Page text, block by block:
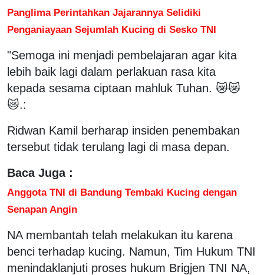
Panglima Perintahkan Jajarannya Selidiki
Penganiayaan Sejumlah Kucing di Sesko TNI
"Semoga ini menjadi pembelajaran agar kita
lebih baik lagi dalam perlakuan rasa kita
kepada sesama ciptaan mahluk Tuhan. 😿😿
😿.:
Ridwan Kamil berharap insiden penembakan
tersebut tidak terulang lagi di masa depan.
Baca Juga :
Anggota TNI di Bandung Tembaki Kucing dengan
Senapan Angin
NA membantah telah melakukan itu karena
benci terhadap kucing. Namun, Tim Hukum TNI
menindaklanjuti proses hukum Brigjen TNI NA,